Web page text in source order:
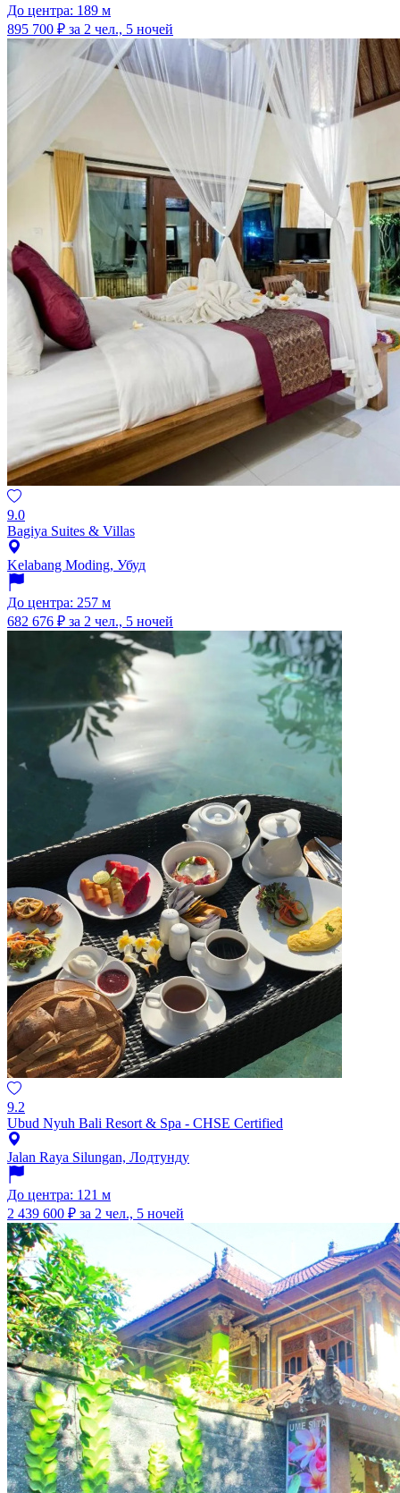
До центра: 189 м
895 700 ₽ за 2 чел., 5 ночей
9.0
Bagiya Suites & Villas
Kelabang Moding, Убуд
До центра: 257 м
682 676 ₽ за 2 чел., 5 ночей
9.2
Ubud Nyuh Bali Resort & Spa - CHSE Certified
Jalan Raya Silungan, Лодтунду
До центра: 121 м
2 439 600 ₽ за 2 чел., 5 ночей